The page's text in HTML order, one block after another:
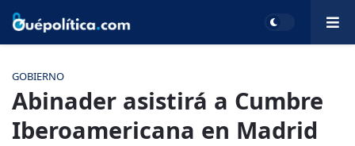
GOBIERNO
Abinader asistirá a Cumbre
Iberoamericana en Madrid